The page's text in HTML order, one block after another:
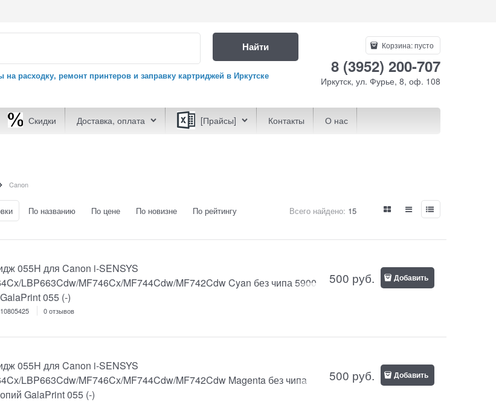
Найти
на расходку, ремонт принтеров и заправку картриджей в Иркутске
Корзина:пусто
8 (3952) 200-707
Иркутск, ул. Фурье, 8, оф. 108
Скидки Доставка, оплата [Прайсы] Контакты О нас
Canon
По названию По цене По новизне По рейтингу Всего найдено: 15
055H для Canon i-SENSYS
LBP663Cdw/MF746Cx/MF744Cdw/MF742Cdw Cyan без чипа 5900
055 (-)
10805425 0 отзывов
500 руб. Добавить
055H для Canon i-SENSYS
LBP663Cdw/MF746Cx/MF744Cdw/MF742Cdw Magenta без чипа
GalaPrint 055 (-)
500 руб. Добавить